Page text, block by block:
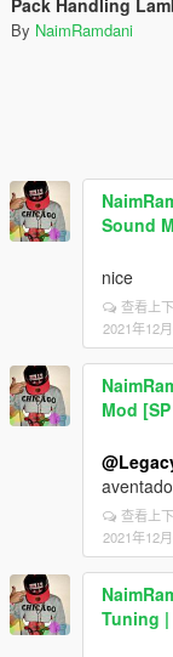
Pack Handling Lamborghini Huracan
By NaimRamdani
Sound
nice
查看上
2021年12
Mod
查看上
2021年12
Tuning |